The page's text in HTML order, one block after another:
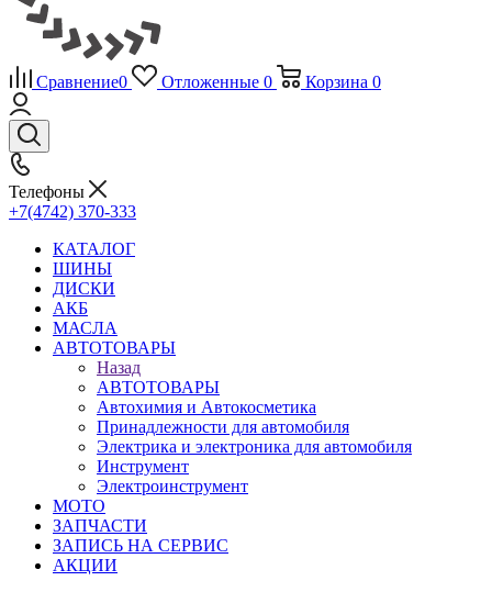
Сравнение0 Отложенные 0 Корзина 0
Телефоны
+7(4742) 370-333
КАТАЛОГ
ШИНЫ
ДИСКИ
АКБ
МАСЛА
АВТОТОВАРЫ
Назад
АВТОТОВАРЫ
Автохимия и Автокосметика
Принадлежности для автомобиля
Электрика и электроника для автомобиля
Инструмент
Электроинструмент
МОТО
ЗАПЧАСТИ
ЗАПИСЬ НА СЕРВИС
АКЦИИ